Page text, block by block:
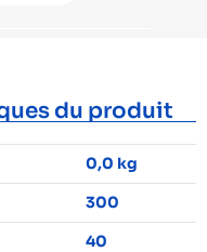
du produit
0,0 kg
300
40